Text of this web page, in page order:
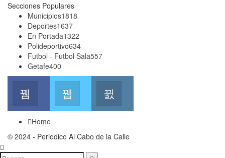
Secciones Populares
Municipios1818
Deportes1637
En Portada1322
Polideportivo634
Futbol - Futbol Sala557
Getafe400
Facebook
Join us on FacebookJoin us on Twitter
Home
© 2024 - Periodico Al Cabo de la Calle